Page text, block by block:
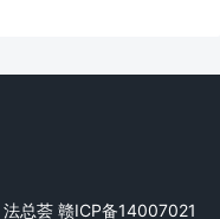
总荟 赣ICP备14007021